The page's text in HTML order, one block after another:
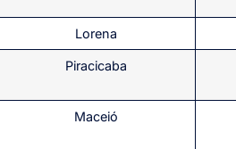
Lorena
Piracicaba
Maceió